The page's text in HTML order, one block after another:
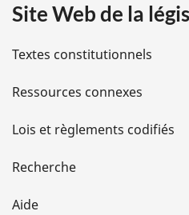
i
l
s
d
e
l
Site Web de la
Textes constitutionnels
Ressources connexes
Lois et règlements codifiés
Recherche
Aide